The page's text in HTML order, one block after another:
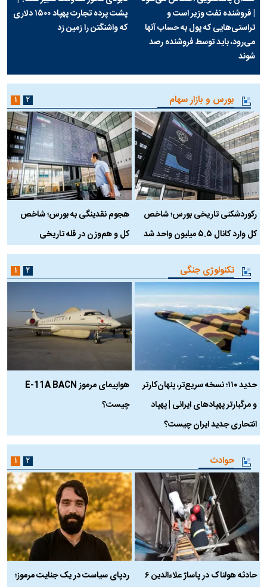
| فروشنده نفت وزیر است و
تراستی‌هایی که پول به حساب آنها
می‌رود، باید توسط فروشنده رصد
شوند
پشت پرده تجارت پهپاد‌ ۱۵۰۰ دلاری
که واشنگتن را زمین زد
بورس و بازار سهام
رکوردشکنی تاریخی بورس؛ شاخص
کل وارد کانال ۵.۵ میلیون واحد شد
هجوم نقدینگی به بورس؛ شاخص
کل و هم‌وزن در قله تاریخی
۱ ۲
تکنولوژی جنگی
حدید ۱۱۰؛ نسخه سریع‌تر، پنهان‌کارتر
و مرگبارتر پهپادهای ایرانی | پهپاد
انتحاری جدید ایران چیست؟
هواپیمای مرموز E-11A BACN
چیست؟
۱ ۲
حوادث
حادثه هولناک در پاساژ علاءالدین ۶
ردپای سیاست در یک جنایت مرموز؛
۱ ۲